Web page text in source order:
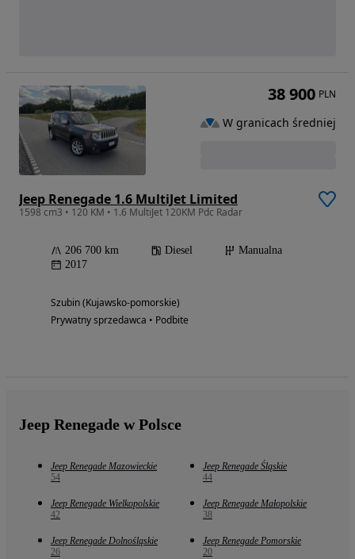
Jeep Renegade 1.6 MultiJet Limited
1598 cm3 • 120 KM • 1.6 MultiJet 120KM Pdc Radar
206 700 km Diesel
Manualna
2017
Szubin (Kujawsko-pomorskie)
Prywatny sprzedawca • Podbite
38 900 PLN
W granicach średniej
Jeep Renegade w Polsce
Jeep Renegade Mazowieckie
54
Jeep Renegade Śląskie
44
Jeep Renegade Wielkopolskie
42
Jeep Renegade Małopolskie
38
Jeep Renegade Dolnośląskie
26
Jeep Renegade Pomorskie
20